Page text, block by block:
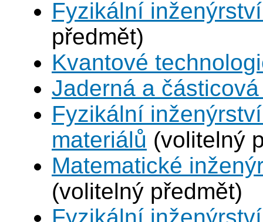
Fyzikální
předmět)
Kvantové
Jaderná a
Fyzikální
materiálů (volitelný
Matematické
(volitelný předmět)